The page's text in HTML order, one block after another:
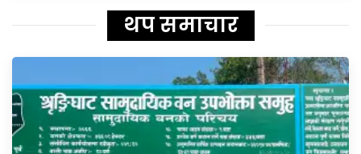
थप समाचार